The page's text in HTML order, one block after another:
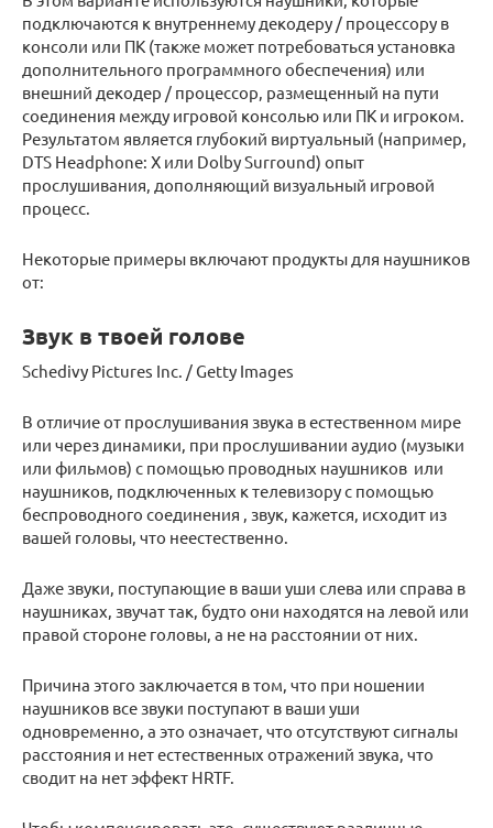
подключаются к внутреннему декодеру / процессору в
консоли или ПК (также может потребоваться установка
дополнительного программного обеспечения) или
внешний декодер / процессор, размещенный на пути
соединения между игровой консолью или ПК и игроком.
Результатом является глубокий виртуальный (например,
DTS Headphone: X или Dolby Surround) опыт
прослушивания, дополняющий визуальный игровой
процесс.
Некоторые примеры включают продукты для наушников
от:
Звук в твоей голове
Schedivy Pictures Inc. / Getty Images
В отличие от прослушивания звука в естественном мире
или через динамики, при прослушивании аудио (музыки
или фильмов) с помощью проводных наушников или
наушников, подключенных к телевизору с помощью
беспроводного соединения , звук, кажется, исходит из
вашей головы, что неестественно.
Даже звуки, поступающие в ваши уши слева или справа в
наушниках, звучат так, будто они находятся на левой или
правой стороне головы, а не на расстоянии от них.
Причина этого заключается в том, что при ношении
наушников все звуки поступают в ваши уши
одновременно, а это означает, что отсутствуют сигналы
расстояния и нет естественных отражений звука, что
сводит на нет эффект HRTF.